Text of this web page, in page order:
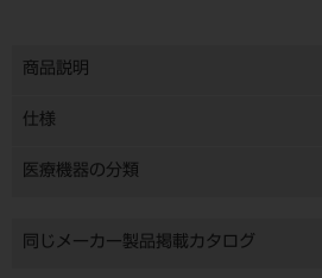
商品説明
仕様
医療機器の分類
同じメーカー製品掲載カタログ